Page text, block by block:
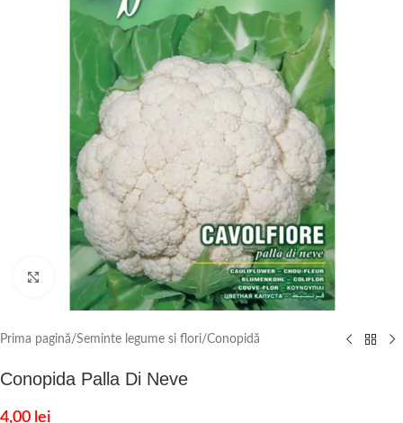
Click to enlarge
Prima pagină/Seminte legume si flori/Conopidă
Conopida Palla Di Neve
4,00 lei